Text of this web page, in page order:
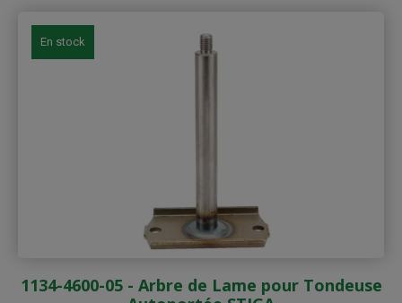
En stock
1134-4600-05 - Arbre de Lame pour Tondeuse